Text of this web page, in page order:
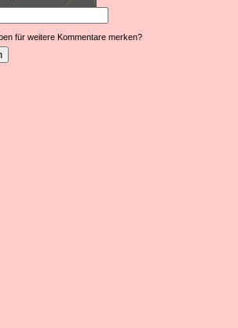
für weitere Kommentare merken?